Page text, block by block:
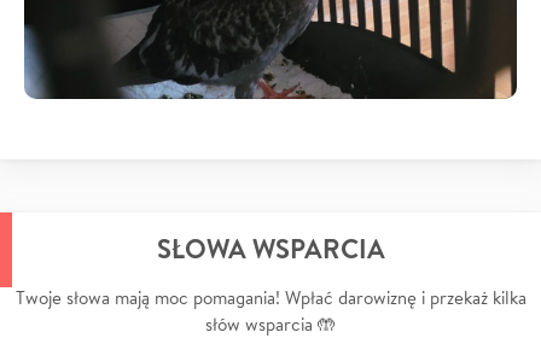
SŁOWA WSPARCIA
Twoje słowa mają moc pomagania! Wpłać darowiznę i przekaż kilka
słów wsparcia 🤲